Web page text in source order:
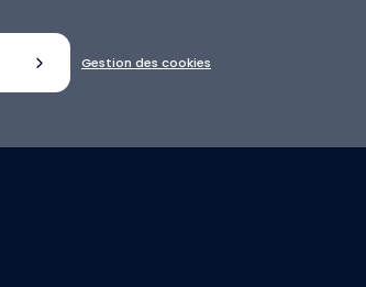
Gestion des cookies